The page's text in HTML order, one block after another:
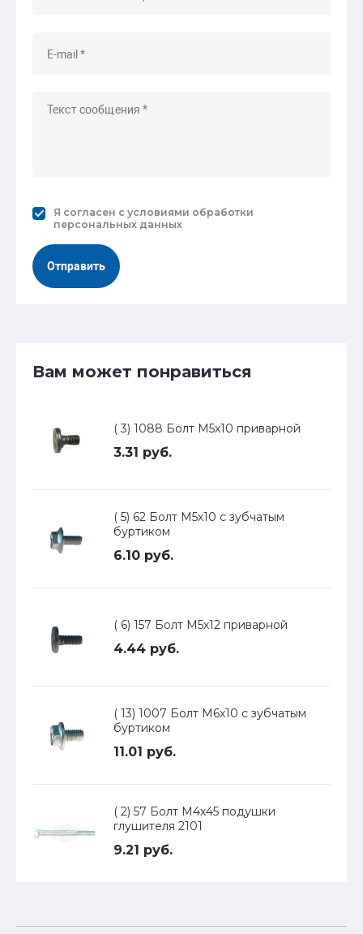
Я согласен с условиями обработки
персональных данных
Отправить
Вам может понравиться
( 3) 1088 Болт М5х10 приварной
3.31 руб.
( 5) 62 Болт М5х10 с зубчатым
буртиком
6.10 руб.
( 6) 157 Болт М5х12 приварной
4.44 руб.
( 13) 1007 Болт М6х10 с зубчатым
буртиком
11.01 руб.
( 2) 57 Болт М4х45 подушки
глушителя 2101
9.21 руб.